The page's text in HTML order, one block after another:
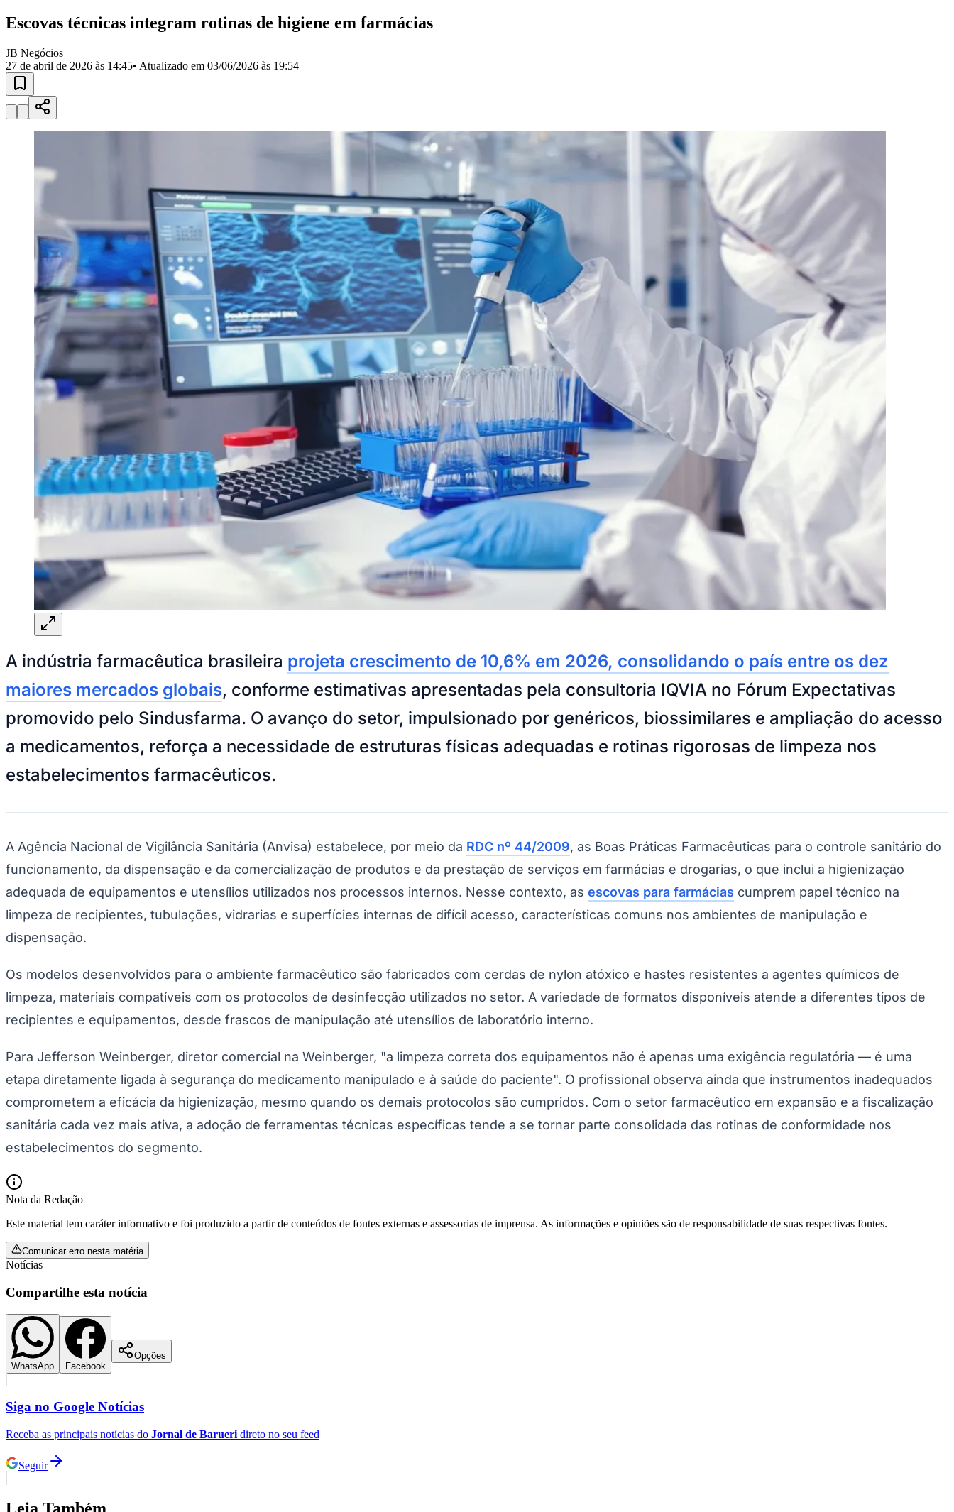
Obras
Educação
Bairros de Barueri
Selecione sua região
AldeiaAldeia da Serra
MilitarItapeviJandiraJardim AudirJardim BelvalJardim CalifórniaJardim dos AltosJardim dos CamargosJardim EsperançaJardim GrazielaJardim IracemaJardim Itaquiti Jardim JulioJardim LíbanoJardim Maria
Jardim ReginaliceJardim São Luís Jardim São PedroJardim São Silvestre Jardim Silveira
Pirapora do Bom Jesus Recanto Phrynéa Santana de ParnaíbaSilveira Vale do Sol
CondeVila Engenho Novo
Para Sua Empresa
Guia de Empresas
Divulgar VagasNovo
Publicidade Legal
Negócios Regionais
Turismo
Segurança Regional
Hospitais Estaduais
Parques & Represas
Cidades da Região
Santana de Parnaíba
Carapicuíba Jandira Cotia Pirapora do Bom JesusAraçariguamaCajamar CaieirasFranco da Rocha Taboão da Serra Embu das Artes
Para Sua Empresa
Anuncie Regional
Vagas na RegiãoNovo
Hub de Negócios
Guia Comercial
Selo Verificado
Portal Educacional
Agenda de Vestibulares
Vagas de Emprego
Concursos
Panorama Econômico
Para Sua Empresa
Anuncie no Portal
Verificar Empresa
Publicidade Legal
NBA
NFL
UFC
MLB
Atletismo
Vôlei
Brasileirão Série A
Paulistão
Libertadores
Sul-Americana
Copa América
Champions League
Premier League
Bundesliga
Escovas técnicas integram rotinas de higiene em farmácias
JB Negócios
27 de abril de 2026 às 14:45• Atualizado em 03/06/2026 às 19:54
A indústria farmacêutica brasileira projeta crescimento de 10,6% em 2026, consolidando o país entre os dez
maiores mercados globais, conforme estimativas apresentadas pela consultoria IQVIA no Fórum Expectativas
promovido pelo Sindusfarma. O avanço do setor, impulsionado por genéricos, biossimilares e ampliação do acesso
a medicamentos, reforça a necessidade de estruturas físicas adequadas e rotinas rigorosas de limpeza nos
estabelecimentos farmacêuticos.
A Agência Nacional de Vigilância Sanitária (Anvisa) estabelece, por meio da RDC nº 44/2009, as Boas Práticas Farmacêuticas para o controle sanitário do
funcionamento, da dispensação e da comercialização de produtos e da prestação de serviços em farmácias e drogarias, o que inclui a higienização
adequada de equipamentos e utensílios utilizados nos processos internos. Nesse contexto, as escovas para farmácias cumprem papel técnico na
limpeza de recipientes, tubulações, vidrarias e superfícies internas de difícil acesso, características comuns nos ambientes de manipulação e
dispensação.
Os modelos desenvolvidos para o ambiente farmacêutico são fabricados com cerdas de nylon atóxico e hastes resistentes a agentes químicos de
limpeza, materiais compatíveis com os protocolos de desinfecção utilizados no setor. A variedade de formatos disponíveis atende a diferentes tipos de
recipientes e equipamentos, desde frascos de manipulação até utensílios de laboratório interno.
Para Jefferson Weinberger, diretor comercial na Weinberger, "a limpeza correta dos equipamentos não é apenas uma exigência regulatória — é uma
etapa diretamente ligada à segurança do medicamento manipulado e à saúde do paciente". O profissional observa ainda que instrumentos inadequados
comprometem a eficácia da higienização, mesmo quando os demais protocolos são cumpridos. Com o setor farmacêutico em expansão e a fiscalização
sanitária cada vez mais ativa, a adoção de ferramentas técnicas específicas tende a se tornar parte consolidada das rotinas de conformidade nos
estabelecimentos do segmento.
Nota da Redação
Este material tem caráter informativo e foi produzido a partir de conteúdos de fontes externas e assessorias de imprensa. As informações e opiniões são de responsabilidade de suas respectivas fontes.
Comunicar erro nesta matéria
Notícias
Compartilhe esta notícia
WhatsApp Facebook
Opções
Siga no Google Notícias
Receba as principais notícias do Jornal de Barueri direto no seu feed
Seguir